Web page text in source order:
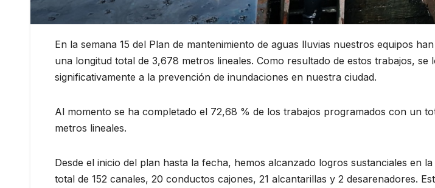
En la semana 15 del Plan de mantenimiento de aguas lluvias nuestros equipos
una longitud total de 3,678 metros lineales. Como resultado de estos trabajos,
significativamente a la prevención de inundaciones en nuestra ciudad.
Al momento se ha completado el 72,68 % de los trabajos programados con un
metros lineales.
Desde el inicio del plan hasta la fecha, hemos alcanzado logros sustanciales en
total de 152 canales, 20 conductos cajones, 21 alcantarillas y 2 desarenadores.